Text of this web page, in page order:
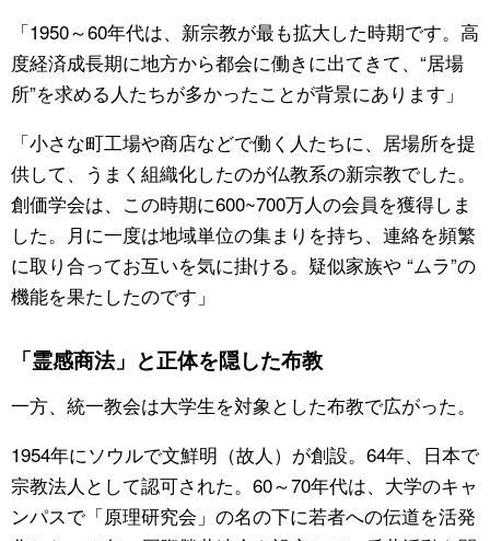
「1950～60年代は、新宗教が最も拡大した時期です。高
度経済成長期に地方から都会に働きに出てきて、“居場
所”を求める人たちが多かったことが背景にあります」
「小さな町工場や商店などで働く人たちに、居場所を提
供して、うまく組織化したのが仏教系の新宗教でした。
創価学会は、この時期に600~700万人の会員を獲得しま
した。月に一度は地域単位の集まりを持ち、連絡を頻繁
に取り合ってお互いを気に掛ける。疑似家族や “ムラ”の
機能を果たしたのです」
「霊感商法」と正体を隠した布教
一方、統一教会は大学生を対象とした布教で広がった。
1954年にソウルで文鮮明（故人）が創設。64年、日本で
宗教法人として認可された。60～70年代は、大学のキャ
ンパスで「原理研究会」の名の下に若者への伝道を活発